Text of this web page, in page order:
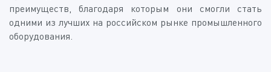
преимуществ, благодаря которым они смогли стать
одними из лучших на российском рынке промышленного
оборудования.